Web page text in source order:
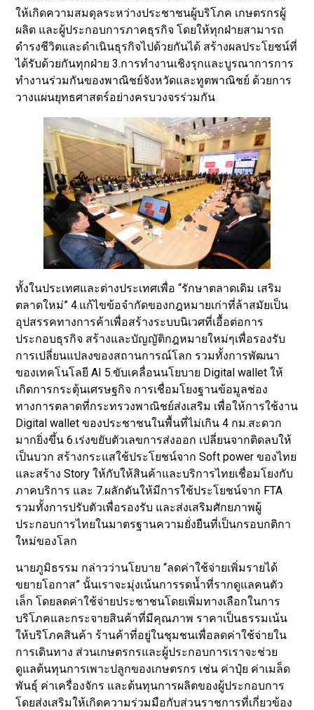
ให้เกิดความสมดุลระหว่างประชาชนผู้บริโภค เกษตรกรผู้
ผลิต และผู้ประกอบการภาคธุรกิจ โดยให้ทุกฝ่ายสามารถ
ดำรงชีวิตและดำเนินธุรกิจไปด้วยกันได้ สร้างผลประโยชน์ที่
ได้รับด้วยกันทุกฝ่าย 3.การทำงานเชิงรุกและบูรณาการการ
ทำงานร่วมกันของพาณิชย์จังหวัดและทูตพาณิชย์ ด้วยการ
วางแผนยุทธศาสตร์อย่างครบวงจรร่วมกัน
ทั้งในประเทศและต่างประเทศเพื่อ “รักษาตลาดเดิม เสริม
ตลาดใหม่” 4.แก้ไขข้อจำกัดของกฎหมายเก่าที่ล้าสมัยเป็น
อุปสรรคทางการค้าเพื่อสร้างระบบนิเวศที่เอื้อต่อการ
ประกอบธุรกิจ สร้างและบัญญัติกฎหมายใหม่ๆเพื่อรองรับ
การเปลี่ยนแปลงของสถานการณ์โลก รวมทั้งการพัฒนา
ของเทคโนโลยี AI 5.ขับเคลื่อนนโยบาย Digital wallet ให้
เกิดการกระตุ้นเศรษฐกิจ การเชื่อมโยงฐานข้อมูลช่อง
ทางการตลาดที่กระทรวงพาณิชย์ส่งเสริม เพื่อให้การใช้งาน
Digital wallet ของประชาชนในพื้นที่ไม่เกิน 4 กม.สะดวก
มากยิ่งขึ้น 6.เร่งขยับตัวเลขการส่งออก เปลี่ยนจากติดลบให้
เป็นบวก สร้างกระแสใช้ประโยชน์จาก Soft power ของไทย
และสร้าง Story ให้กับให้สินค้าและบริการไทยเชื่อมโยงกับ
ภาคบริการ และ 7.ผลักดันให้มีการใช้ประโยชน์จาก FTA
รวมทั้งการปรับตัวเพื่อรองรับ และส่งเสริมศักยภาพผู้
ประกอบการไทยในมาตรฐานความยั่งยืนที่เป็นกรอบกติกา
ใหม่ของโลก
นายภูมิธรรม กล่าวว่านโยบาย “ลดค่าใช้จ่ายเพิ่มรายได้
ขยายโอกาส” นั้นเราจะมุ่งเน้นการรดน้ำที่รากดูแลคนตัว
เล็ก โดยลดค่าใช้จ่ายประชาชนโดยเพิ่มทางเลือกในการ
บริโภคและกระจายสินค้าที่มีคุณภาพ ราคาเป็นธรรมเน้น
ให้บริโภคสินค้า ร้านค้าที่อยู่ในชุมชนเพื่อลดค่าใช้จ่ายใน
การเดินทาง ส่วนเกษตรกรและผู้ประกอบการเราจะช่วย
ดูแลต้นทุนการเพาะปลูกของเกษตรกร เช่น ค่าปุ๋ย ค่าเมล็ด
พันธุ์ ค่าเครื่องจักร และต้นทุนการผลิตของผู้ประกอบการ
โดยส่งเสริมให้เกิดความร่วมมือกับส่วนราชการที่เกี่ยวข้อง